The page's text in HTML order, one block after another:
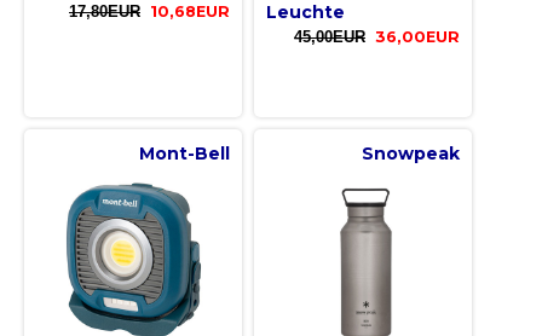
17,80EUR 10,68EUR
Leuchte
45,00EUR 36,00EUR
Mont-Bell Snowpeak